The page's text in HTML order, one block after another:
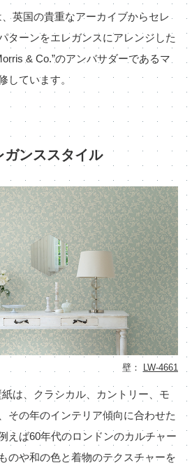
問い合わせ（ビジネスのお客様）
い合わせ
ン事業
リシー サイトマップ 関連団体リンク集
EN CN
、英国の貴重なアーカイブからセレ
ターンをエレガンスにアレンジした
& Co.”のアンバサダーであるマ
しています。
ガンススタイル
壁： LW-4661
紙は、クラシカル、カントリー、モ
その年のインテリア傾向に合わせた
えば60年代のロンドンのカルチャー
のや和の色と着物のテクスチャーを